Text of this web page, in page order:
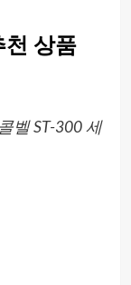
천 상품
벨 ST-300 세